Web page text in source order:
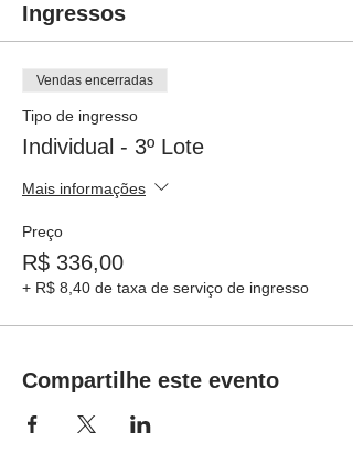
Ingressos
Vendas encerradas
Tipo de ingresso
Individual - 3º Lote
Mais informações
Preço
R$ 336,00
+ R$ 8,40 de taxa de serviço de ingresso
Compartilhe este evento